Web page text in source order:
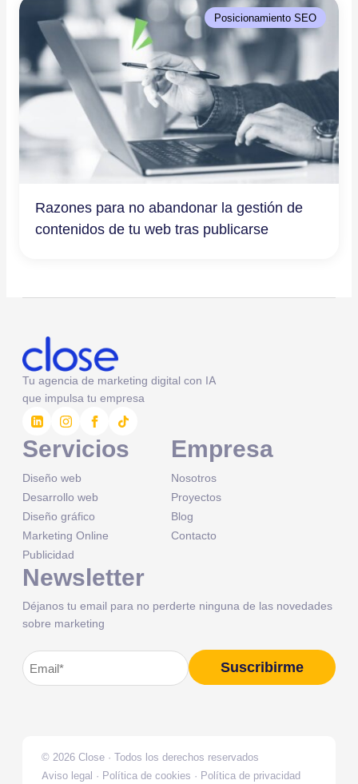
Posicionamiento SEO
Razones para no abandonar la gestión de
contenidos de tu web tras publicarse
Tu agencia de marketing digital con IA
que impulsa tu empresa
Servicios
Diseño web
Desarrollo web
Diseño gráfico
Marketing Online
Publicidad
Empresa
Nosotros
Proyectos
Blog
Contacto
Newsletter
Déjanos tu email para no perderte ninguna de las novedades
sobre marketing
Correo
electrónico(Obligatorio)
Suscribirme
Alternative:
© 2026 Close · Todos los derechos reservados
Aviso legal · Política de cookies · Política de privacidad